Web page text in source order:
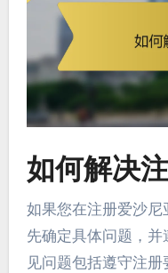
如何解决
如果您在注册爱沙
先确定具体问题，
见问题包括遵守注